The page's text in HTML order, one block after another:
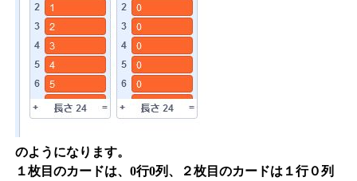
のようになります。
１枚目のカードは、0行0列、２枚目のカードは１行０列